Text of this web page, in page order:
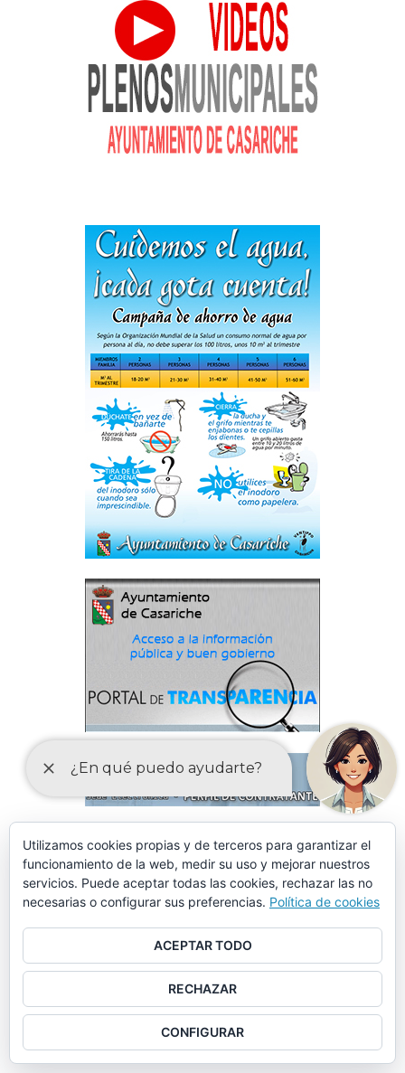
Utilizamos cookies propias y de terceros para garantizar el
funcionamiento de la web, medir su uso y mejorar nuestros
servicios. Puede aceptar todas las cookies, rechazar las no
necesarias o configurar sus preferencias. Política de cookies
ACEPTAR TODO
RECHAZAR
CONFIGURAR